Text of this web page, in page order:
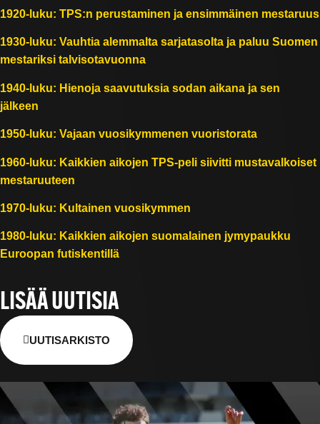
1920-luku: TPS:n perustaminen ja ensimmäinen mestaruus
1930-luku: Vauhtia alemmalta sarjatasolta ja paluu Suomen
mestariksi talvisotavuonna
1940-luku: Hienoja saavutuksia sodan aikana ja sen
jälkeen
1950-luku: Vajaan vuosikymmenen vuoristorata
1960-luku: Kaikkien aikojen TPS-peli siivitti mustavalkoiset
mestaruuteen
1970-luku: Kultainen vuosikymmen
1980-luku: Kaikkien aikojen suomalainen jymypaukku
Euroopan futiskentillä
LISÄÄ UUTISIA
UUTISARKISTO